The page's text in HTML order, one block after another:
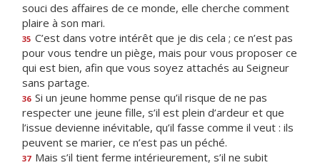
souci des affaires de ce monde, elle cherche comment
plaire à son mari.
35 C’est dans votre intérêt que je dis cela ; ce n’est pas
pour vous tendre un piège, mais pour vous proposer ce
qui est bien, afin que vous soyez attachés au Seigneur
sans partage.
36 Si un jeune homme pense qu’il risque de ne pas
respecter une jeune fille, s’il est plein d’ardeur et que
l’issue devienne inévitable, qu’il fasse comme il veut : ils
peuvent se marier, ce n’est pas un péché.
37 Mais s’il tient ferme intérieurement, s’il ne subit